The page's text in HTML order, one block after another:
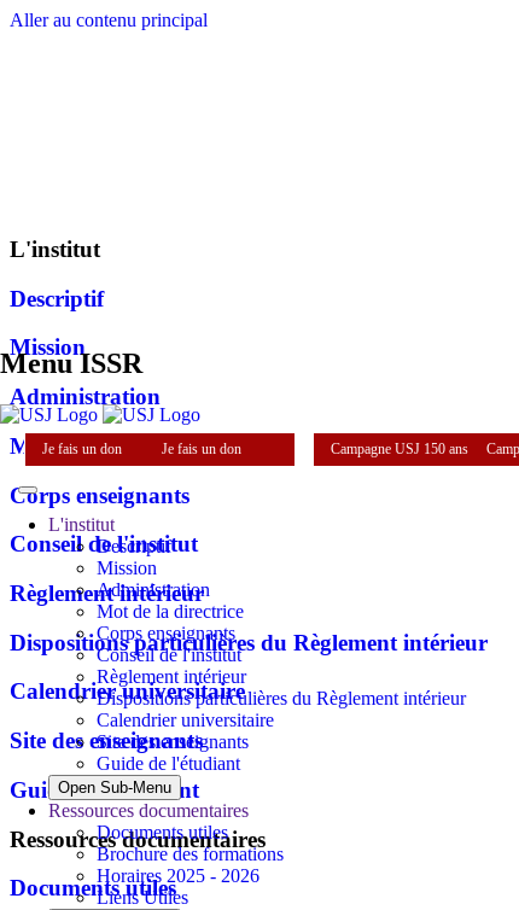
Aller au contenu principal
Menu ISSR
Je fais un don Je fais un don Campagne USJ 150 ans
L'institut
Descriptif
Mission
Administration
Mot de la directrice
Corps enseignants
Conseil de l'institut
Règlement intérieur
Dispositions particulières du Règlement intérieur
Calendrier universitaire
Site des enseignants
Guide de l'étudiant
Open Sub-Menu
Ressources documentaires
Documents utiles
Brochure des formations
Horaires 2025 - 2026
Liens Utiles
L'institut
Descriptif
Mission
Administration
Mot de la directrice
Corps enseignants
Conseil de l'institut
Règlement intérieur
Dispositions particulières du Règlement intérieur
Calendrier universitaire
Site des enseignants
Guide de l'étudiant
Ressources documentaires
Documents utiles